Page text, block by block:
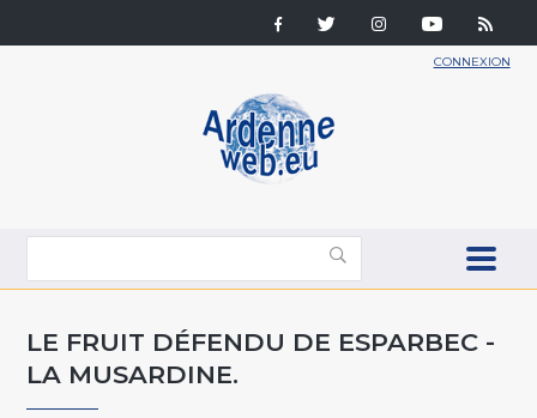
CONNEXION
LE FRUIT DÉFENDU DE ESPARBEC -
LA MUSARDINE.